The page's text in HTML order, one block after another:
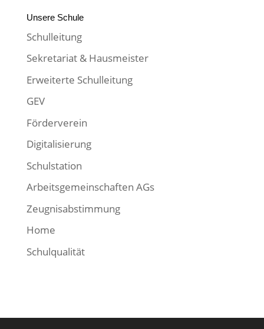
Unsere Schule
Schulleitung
Sekretariat & Hausmeister
Erweiterte Schulleitung
GEV
Förderverein
Digitalisierung
Schulstation
Arbeitsgemeinschaften AGs
Zeugnisabstimmung
Home
Schulqualität